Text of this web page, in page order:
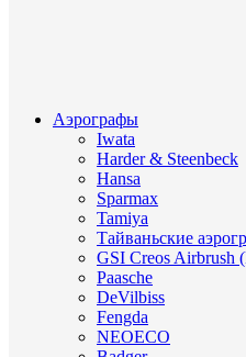
Аэрографы
Iwata
Harder & Steenbeck
Hansa
Sparmax
Tamiya
Тайваньские
GSI Creos Airbrush
Paasche
DeVilbiss
Fengda
NEOECO